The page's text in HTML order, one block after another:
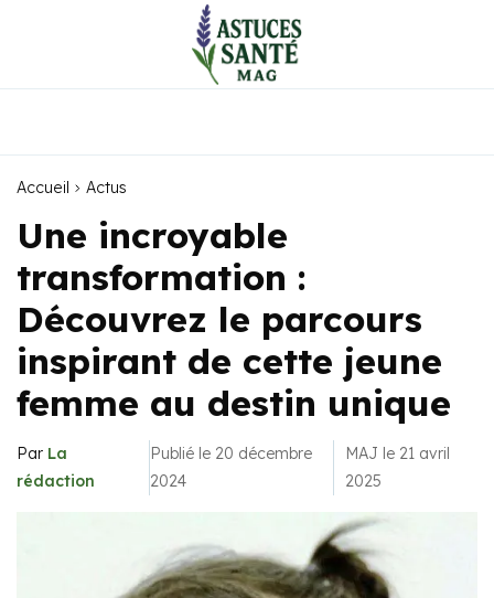
Accueil Actus
Une incroyable
transformation :
Découvrez le parcours
inspirant de cette jeune
femme au destin unique
Par La
rédaction
Publié le 20 décembre
2024
MAJ le 21 avril
2025